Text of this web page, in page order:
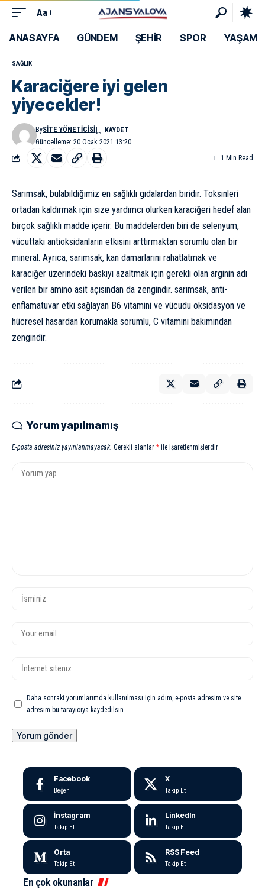
Aa
ANASAYFA GÜNDEM ŞEHİR SPOR YAŞAM
SAĞLIK
Karaciğere iyi gelen
yiyecekler!
Güncelleme: 20 Ocak 2021 13:20
BySITE YÖNETICISI
1 Min Read
Sarımsak, bulabildiğimiz en sağlıklı gıdalardan biridir. Toksinleri
ortadan kaldırmak için size yardımcı olurken karaciğeri hedef alan
birçok sağlıklı madde içerir. Bu maddelerden biri de selenyum,
vücuttaki antioksidanların etkisini arttırmaktan sorumlu olan bir
mineral. Ayrıca, sarımsak, kan damarlarını rahatlatmak ve
karaciğer üzerindeki baskıyı azaltmak için gerekli olan arginin adı
verilen bir amino asit açısından da zengindir. sarımsak, anti-
enflamatuvar etki sağlayan B6 vitamini ve vücudu oksidasyon ve
hücresel hasardan korumakla sorumlu, C vitamini bakımından
zengindir.
Yorum yapılmamış
E-posta adresiniz yayınlanmayacak. Gerekli alanlar * ile işaretlenmişlerdir
Daha sonraki yorumlarımda kullanılması için adım, e-posta adresim ve site
adresim bu tarayıcıya kaydedilsin.
Facebook
Beğen
X
Takip Et
İnstagram
Takip Et
LinkedIn
Takip Et
Orta
Takip Et
RSS Feed
Takip Et
En çok okunanlar